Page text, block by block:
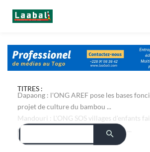
TITRES :
Dapaong : l'ONG AREF pose les bases
projet de culture du bambou ...